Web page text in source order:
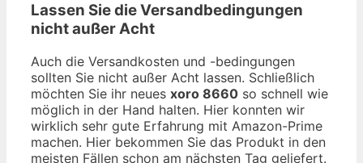
Lassen Sie die Versandbedingungen
nicht außer Acht
Auch die Versandkosten und -bedingungen
sollten Sie nicht außer Acht lassen. Schließlich
möchten Sie ihr neues xoro 8660 so schnell wie
möglich in der Hand halten. Hier konnten wir
wirklich sehr gute Erfahrung mit Amazon-Prime
machen. Hier bekommen Sie das Produkt in den
meisten Fällen schon am nächsten Tag geliefert.